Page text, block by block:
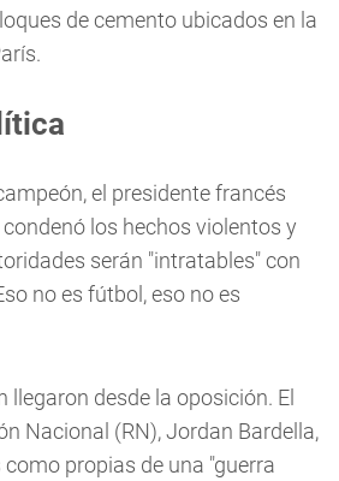
de cemento ubicados en la
el presidente francés
los hechos violentos y
serán "intratables" con
no es fútbol, eso no es
llegaron desde la oposición. El
Nacional (RN), Jordan Bardella,
propias de una "guerra